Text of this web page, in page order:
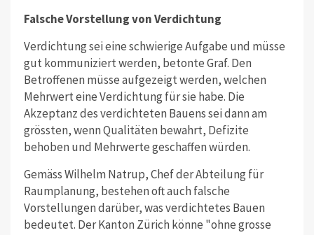
Falsche Vorstellung von Verdichtung
Verdichtung sei eine schwierige Aufgabe und müsse
gut kommuniziert werden, betonte Graf. Den
Betroffenen müsse aufgezeigt werden, welchen
Mehrwert eine Verdichtung für sie habe. Die
Akzeptanz des verdichteten Bauens sei dann am
grössten, wenn Qualitäten bewahrt, Defizite
behoben und Mehrwerte geschaffen würden.
Gemäss Wilhelm Natrup, Chef der Abteilung für
Raumplanung, bestehen oft auch falsche
Vorstellungen darüber, was verdichtetes Bauen
bedeutet. Der Kanton Zürich könne "ohne grosse